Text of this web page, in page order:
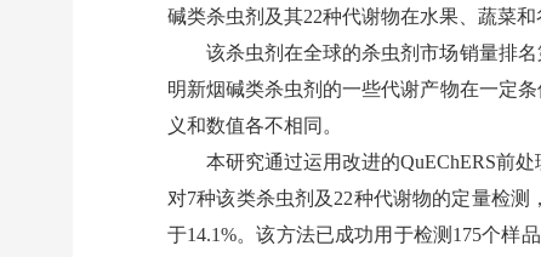
碱类杀虫剂及其22种代谢物在水果、蔬菜
该杀虫剂在全球的杀虫剂市场销量排
明新烟碱类杀虫剂的一些代谢产物在一定
义和数值各不相同。
本研究通过运用改进的QuEChERS前
对7种该类杀虫剂及22种代谢物的定量检测
于14.1%。该方法已成功用于检测175个样